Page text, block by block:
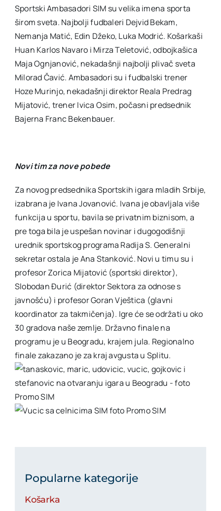
Sportski Ambasadori SIM su velika imena sporta
širom sveta. Najbolji fudbaleri Dejvid Bekam,
Nemanja Matić, Edin Džeko, Luka Modrić. Košarkaši
Huan Karlos Navaro i Mirza Teletović, odbojkašica
Maja Ognjanović, nekadašnji najbolji plivač sveta
Milorad Čavić. Ambasadori su i fudbalski trener
Hoze Murinjo, nekadašnji direktor Reala Predrag
Mijatović, trener Ivica Osim, počasni predsednik
Bajerna Franc Bekenbauer.
Novi tim za nove pobede
Za novog predsednika Sportskih igara mladih Srbije,
izabrana je Ivana Jovanović. Ivana je obavljala više
funkcija u sportu, bavila se privatnim biznisom, a
pre toga bila je uspešan novinar i dugogodišnji
urednik sportskog programa Radija S. Generalni
sekretar ostala je Ana Stanković. Novi u timu su i
profesor Zorica Mijatović (sportski direktor),
Slobodan Đurić (direktor Sektora za odnose s
javnošću) i profesor Goran Vještica (glavni
koordinator za takmičenja). Igre će se održati u oko
30 gradova naše zemlje. Državno finale na
programu je u Beogradu, krajem jula. Regionalno
finale zakazano je za kraj avgusta u Splitu.
Popularne kategorije
Košarka